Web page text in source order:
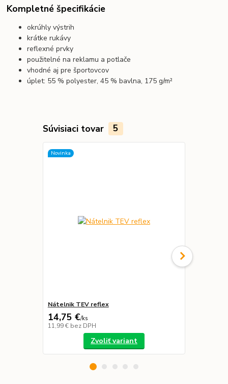
Kompletné špecifikácie
okrúhly výstrih
krátke rukávy
reflexné prvky
použitelné na reklamu a potlače
vhodné aj pre športovcov
úplet: 55 % polyester, 45 % bavlna, 175 g/m²
Súvisiaci tovar 5
Novinka
Nátelnik TEV reflex
14,75 €/ks
11,99 € bez DPH
Zvoliť variant